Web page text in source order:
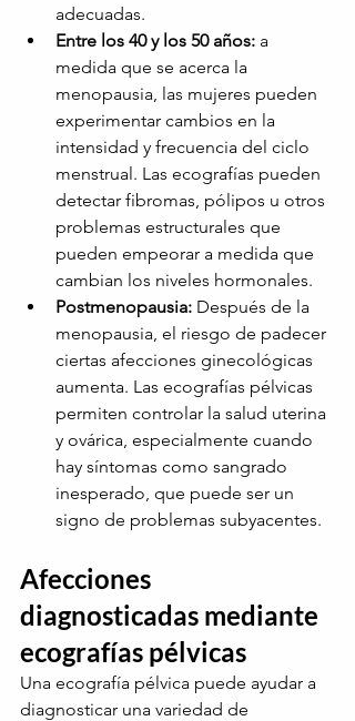
adecuadas.
Entre los 40 y los 50 años: a
medida que se acerca la
menopausia, las mujeres pueden
experimentar cambios en la
intensidad y frecuencia del ciclo
menstrual. Las ecografías pueden
detectar fibromas, pólipos u otros
problemas estructurales que
pueden empeorar a medida que
cambian los niveles hormonales.
Postmenopausia: Después de la
menopausia, el riesgo de padecer
ciertas afecciones ginecológicas
aumenta. Las ecografías pélvicas
permiten controlar la salud uterina
y ovárica, especialmente cuando
hay síntomas como sangrado
inesperado, que puede ser un
signo de problemas subyacentes.
Afecciones
diagnosticadas mediante
ecografías pélvicas
Una ecografía pélvica puede ayudar a
diagnosticar una variedad de